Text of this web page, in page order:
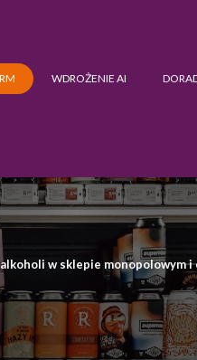
WDROŻENIE AI
w sklepie monopolowym i